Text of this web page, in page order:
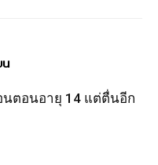
น
นตอนอายุ 14 แต่ตื่นอีก